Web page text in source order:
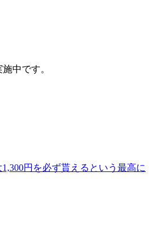
中です。
円を必ず貰えるという最高に